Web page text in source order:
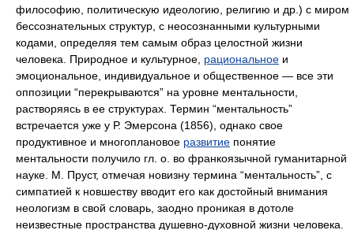
философию, политическую идеологию, религию и др.) с миром
бессознательных структур, с неосознанными культурными
кодами, определяя тем самым образ целостной жизни
человека. Природное и культурное, рациональное и
эмоциональное, индивидуальное и общественное — все эти
оппозиции “перекрываются” на уровне ментальности,
растворяясь в ее структурах. Термин “ментальность”
встречается уже у Р. Эмерсона (1856), однако свое
продуктивное и многоплановое развитие понятие
ментальности получило гл. о. во франкоязычной гуманитарной
науке. М. Пруст, отмечая новизну термина “ментальность”, с
симпатией к новшеству вводит его как достойный внимания
неологизм в свой словарь, заодно проникая в дотоле
неизвестные пространства душевно-духовной жизни человека.